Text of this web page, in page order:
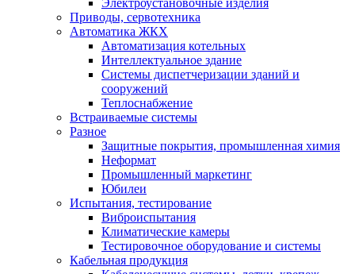
Электроустановочные изделия
Приводы, сервотехника
Автоматика ЖКХ
Автоматизация котельных
Интеллектуальное здание
Системы диспетчеризации зданий и
сооружений
Теплоснабжение
Встраиваемые системы
Разное
Защитные покрытия, промышленная химия
Неформат
Промышленный маркетинг
Юбилеи
Испытания, тестирование
Виброиспытания
Климатические камеры
Тестировочное оборудование и системы
Кабельная продукция